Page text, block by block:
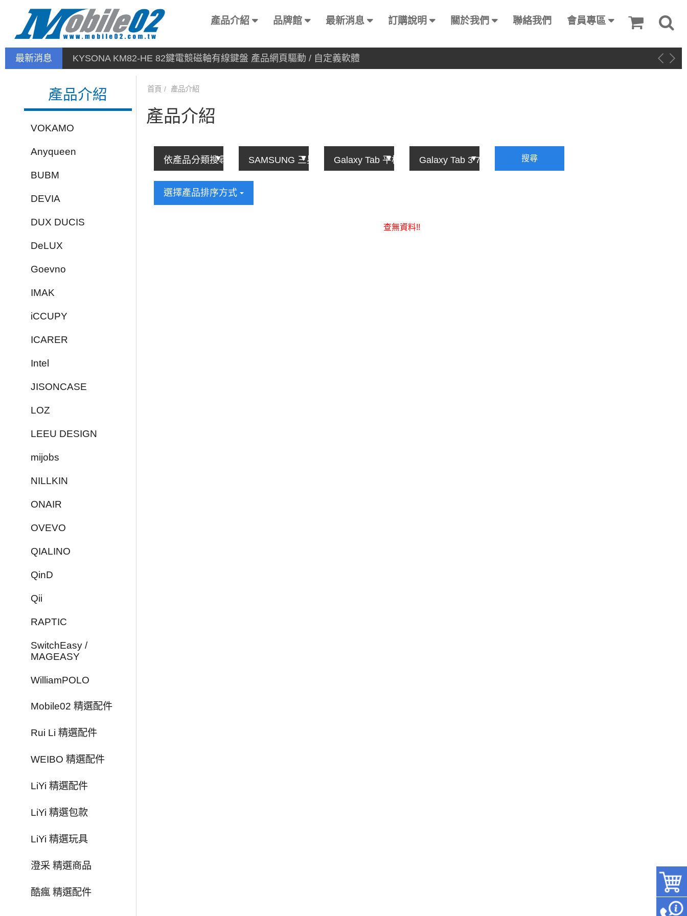
產品介紹 品牌館 最新消息 訂購說明 關於我們 聯絡我們 會員專區
最新消息 KYSONA KM82-HE 82鍵電競磁軸有線鍵盤 產品網頁驅動 / 自定義軟體
產品介紹
VOKAMO
Anyqueen
BUBM
DEVIA
DUX DUCIS
DeLUX
Goevno
IMAK
iCCUPY
ICARER
Intel
JISONCASE
LOZ
LEEU DESIGN
mijobs
NILLKIN
ONAIR
OVEVO
QIALINO
QinD
Qii
RAPTIC
SwitchEasy /
MAGEASY
WilliamPOLO
Mobile02 精選配件
Rui Li 精選配件
WEIBO 精選配件
LiYi 精選配件
LiYi 精選包款
LiYi 精選玩具
澄采 精選商品
酷瘋 精選配件
首頁 產品介紹
產品介紹
搜尋
選擇產品排序方式
查無資料!!